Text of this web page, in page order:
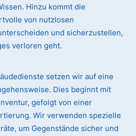
Hinzu kommt die
von nutzlosen
und sicherzustellen,
verloren geht.
setzen wir auf eine
Dies beginnt mit
gefolgt von einer
Wir verwenden spezielle
um Gegenstände sicher und